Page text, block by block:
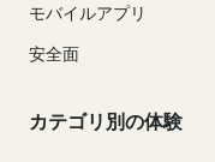
モバイルアプリ
安全面
カテゴリ別の体験